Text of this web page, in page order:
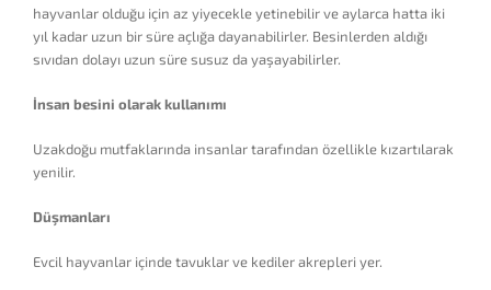
hayvanlar olduğu için az yiyecekle yetinebilir ve aylarca hatta iki
yıl kadar uzun bir süre açlığa dayanabilirler. Besinlerden aldığı
sıvıdan dolayı uzun süre susuz da yaşayabilirler.
İnsan besini olarak kullanımı
Uzakdoğu mutfaklarında insanlar tarafından özellikle kızartılarak
yenilir.
Düşmanları
Evcil hayvanlar içinde tavuklar ve kediler akrepleri yer.